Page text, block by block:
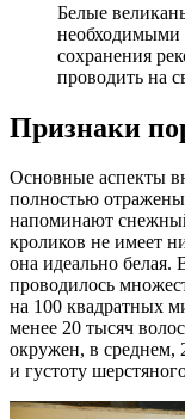
Белые
необходимыми
сохранения
проводить на
Признаки
Основные аспекты
полностью
напоминают
кроликов не имеет
она идеально
проводилось
на 100 квадратных
менее 20 тысяч
окружен, в среднем,
и густоту